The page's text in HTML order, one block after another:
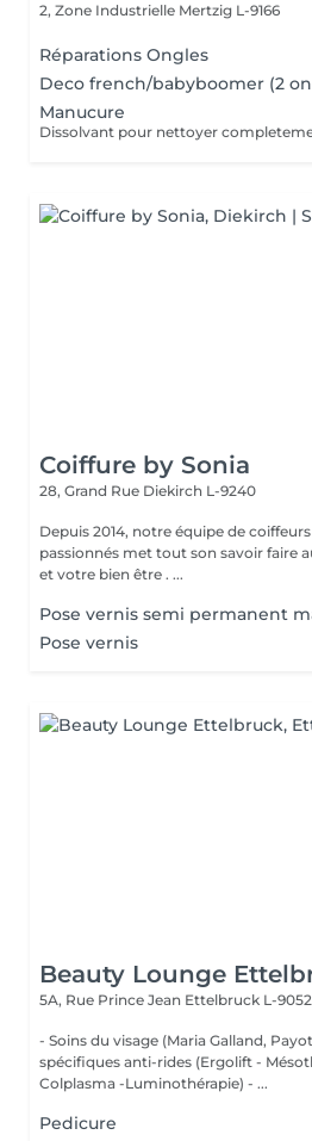
2, Zone Industrielle Mertzig L-9166
Réparations Ongles
Deco french/babyboomer (2
Manucure
Coiffure by Sonia
28, Grand Rue Diekirch L-9240
Depuis 2014, notre équipe de
passionnés met tout son savoir faire
et votre bien être . ...
Pose vernis semi permanent
Pose vernis
Beauty Lounge
5A, Rue Prince Jean Ettelbruck L-9052
- Soins du visage (Maria Galland,
spécifiques anti-rides (Ergolift -
Colplasma -Luminothérapie) - ...
Pedicure